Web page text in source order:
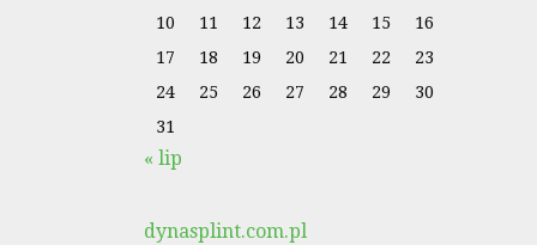
10
11 12 13 14 15
16
17
18 19 20 21 22
23
24
25 26 27 28 29
30
31
« lip
dynasplint.com.pl